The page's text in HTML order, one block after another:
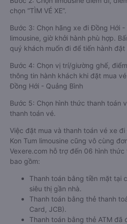
chọn “TÌM VÉ XE”.
Bước 3: Chọn hãng xe đi Đồng Hới -
limousine, giờ khởi hành phù hợp.
quý khách muốn đi để tiến hành đặt
Bước 4: Chọn vị trí/giường ghế,
thông tin hành khách khi đặt mua
Đồng Hới - Quảng Bình
Bước 5: Chọn hình thức thanh toán
thanh toán vé.
Việc đặt mua và thanh toán vé xe
Kon Tum limousine cũng vô cùng
Vexere.com hỗ trợ đến 06 hình thức
bao gồm:
Thanh toán bằng tiền mặt tại
siêu thị gần nhà.
Thanh toán bằng thẻ thanh
Card, JCB).
Thanh toán bằng thẻ ATM